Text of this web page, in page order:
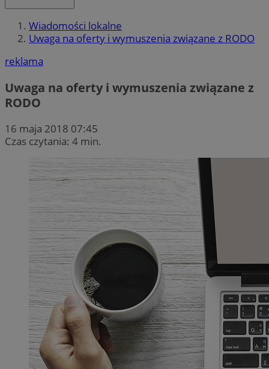
Wiadomości lokalne
Uwaga na oferty i wymuszenia związane z RODO
reklama
Uwaga na oferty i wymuszenia związane z
RODO
16 maja 2018 07:45
Czas czytania: 4 min.